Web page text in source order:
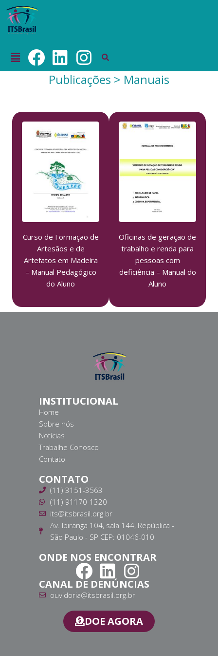
Publicações > Manuais
Curso de Formação de
Artesãos e de
Artefatos em Madeira
– Manual Pedagógico
do Aluno
Oficinas de geração de
trabalho e renda para
pessoas com
deficiência – Manual do
Aluno
INSTITUCIONAL
Home
Sobre nós
Notícias
Trabalhe Conosco
Contato
CONTATO
(11) 3151-3563
(11) 91170-1320
its@itsbrasil.org.br
Av. Ipiranga 104, sala 144, República -
São Paulo - SP CEP: 01046-010
ONDE NOS ENCONTRAR
CANAL DE DENÚNCIAS
ouvidoria@itsbrasil.org.br
DOE AGORA